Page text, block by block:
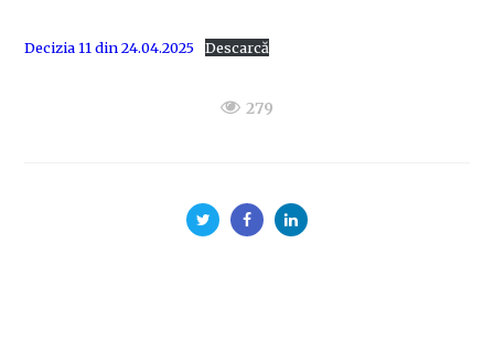
Decizia 11 din 24.04.2025 Descarcă
279